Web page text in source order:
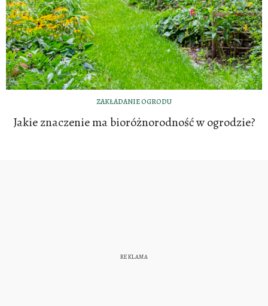
ZAKŁADANIE OGRODU
Jakie znaczenie ma bioróżnorodność w ogrodzie?